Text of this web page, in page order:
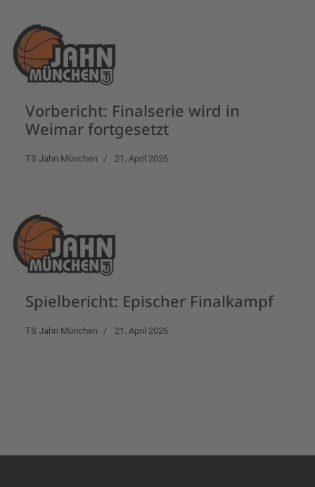
Vorbericht: Finalserie wird in
Weimar fortgesetzt
TS Jahn München 21. April 2026
Spielbericht: Epischer Finalkampf
TS Jahn München 21. April 2026